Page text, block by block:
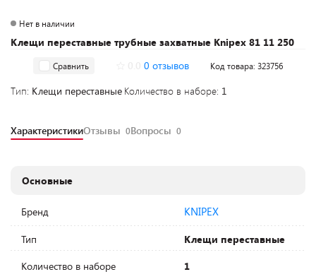
Клещи переставные трубные захватные Knipex 81 11 250
Нет в наличии
Сравнить 0 отзывов Код товара: 323756
Тип: Клещи переставные Количество в наборе: 1
ХарактеристикиОтзывы 0Вопросы 0
Основные
Бренд KNIPEX
Тип
Клещи переставные
Количество в наборе
1